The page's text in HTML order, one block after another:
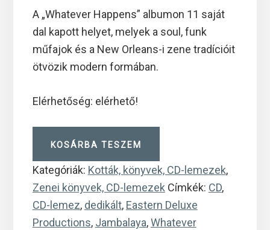
A „Whatever Happens” albumon 11 saját
dal kapott helyet, melyek a soul, funk
műfajok és a New Orleans-i zene tradícióit
ötvözik modern formában.
Elérhetőség: elérhető!
Whatever
Happens
(CD)
mennyiség
KOSÁRBA TESZEM
Kategóriák: Kották, könyvek, CD-lemezek,
Zenei könyvek, CD-lemezek Címkék: CD,
CD-lemez, dedikált, Eastern Deluxe
Productions, Jambalaya,Whatever